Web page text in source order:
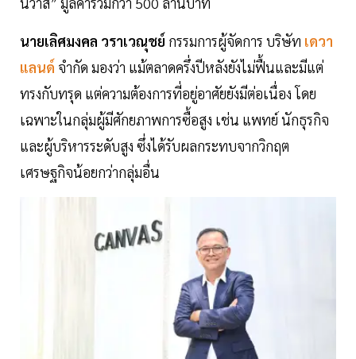
นายเลิศมงคล วราเวณุชย์ กรรมการผู้จัดการ บริษัท เดวา
แลนด์ จำกัด มองว่า แม้ตลาดครึ่งปีหลังยังไม่ฟื้นและมีแต่
ทรงกับทรุด แต่ความต้องการที่อยู่อาศัยยังมีต่อเนื่อง โดย
เฉพาะในกลุ่มผู้มีศักยภาพการซื้อสูง เช่น แพทย์ นักธุรกิจ
และผู้บริหารระดับสูง ซึ่งได้รับผลกระทบจากวิกฤต
เศรษฐกิจน้อยกว่ากลุ่มอื่น